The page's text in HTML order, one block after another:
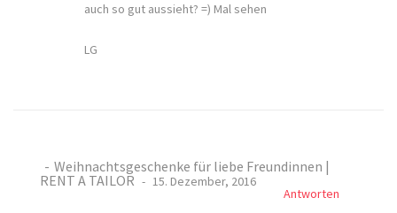
auch so gut aussieht? =) Mal sehen
LG
Weihnachtsgeschenke für liebe Freundinnen |
RENT A TAILOR
15. Dezember, 2016
Antworten